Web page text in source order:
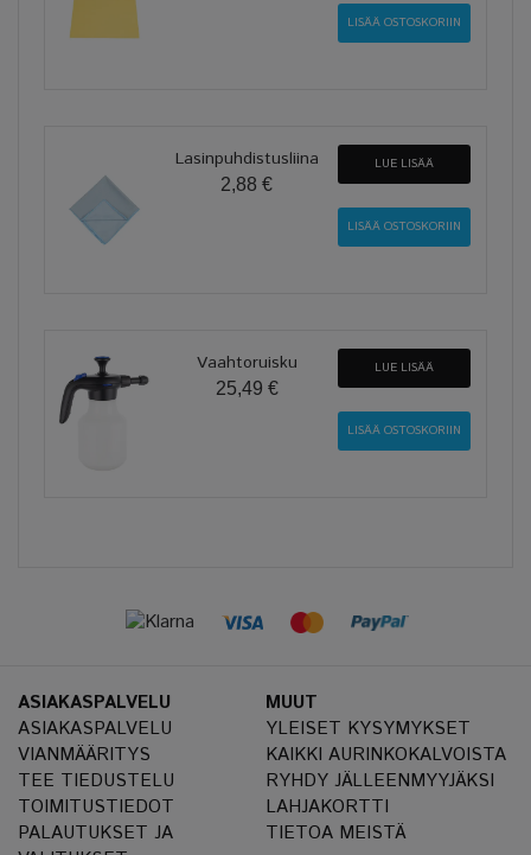
Lasinpuhdistusliina
2,88 €
LUE LISÄÄ
Vaahtoruisku
25,49 €
LUE LISÄÄ
ASIAKASPALVELU
ASIAKASPALVELU
VIANMÄÄRITYS
TEE TIEDUSTELU
TOIMITUSTIEDOT
PALAUTUKSET JA
MUUT
YLEISET KYSYMYKSET
KAIKKI AURINKOKALVOISTA
RYHDY JÄLLEENMYYJÄKSI
LAHJAKORTTI
TIETOA MEISTÄ